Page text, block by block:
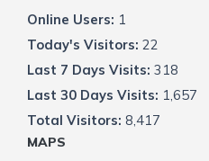
Online Users: 1
Today's Visitors: 22
Last 7 Days Visits: 318
Last 30 Days Visits: 1,657
Total Visitors: 8,417
MAPS